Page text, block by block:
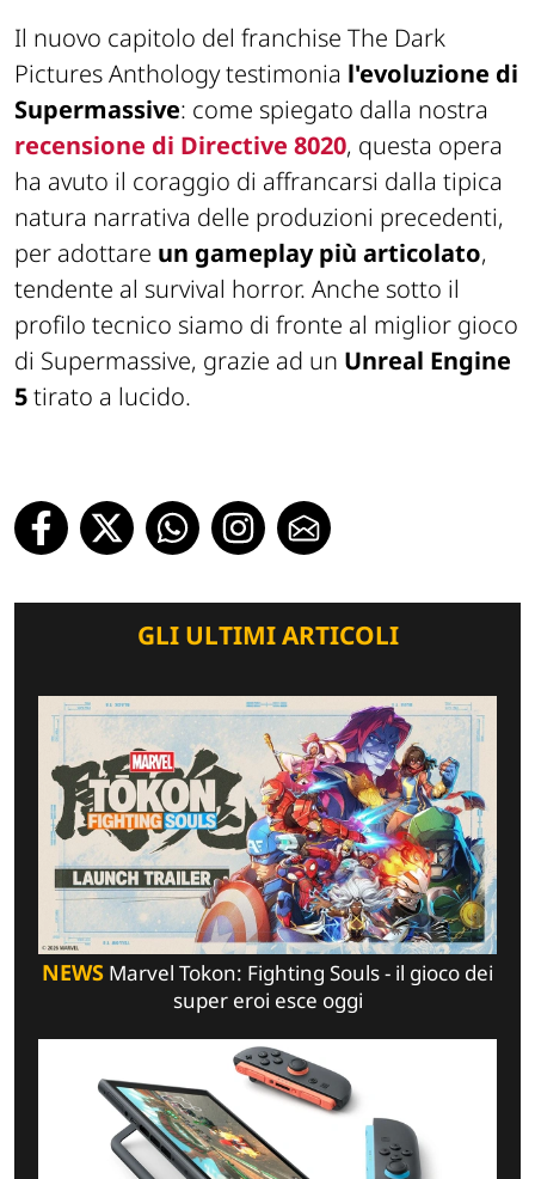
Il nuovo capitolo del franchise The Dark
Pictures Anthology testimonia l'evoluzione di
Supermassive: come spiegato dalla nostra
recensione di Directive 8020, questa opera
ha avuto il coraggio di affrancarsi dalla tipica
natura narrativa delle produzioni precedenti,
per adottare un gameplay più articolato,
tendente al survival horror. Anche sotto il
profilo tecnico siamo di fronte al miglior gioco
di Supermassive, grazie ad un Unreal Engine
5tirato a lucido.
GLI ULTIMI ARTICOLI
NEWS Marvel Tokon: Fighting Souls - il gioco dei
super eroi esce oggi